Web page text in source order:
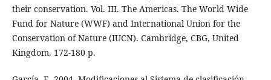
their conservation. Vol. III. The Americas. The World Wide
Fund for Nature (WWF) and International Union for the
Conservation of Nature (IUCN). Cambridge, CBG, United
Kingdom. 172-180 p.